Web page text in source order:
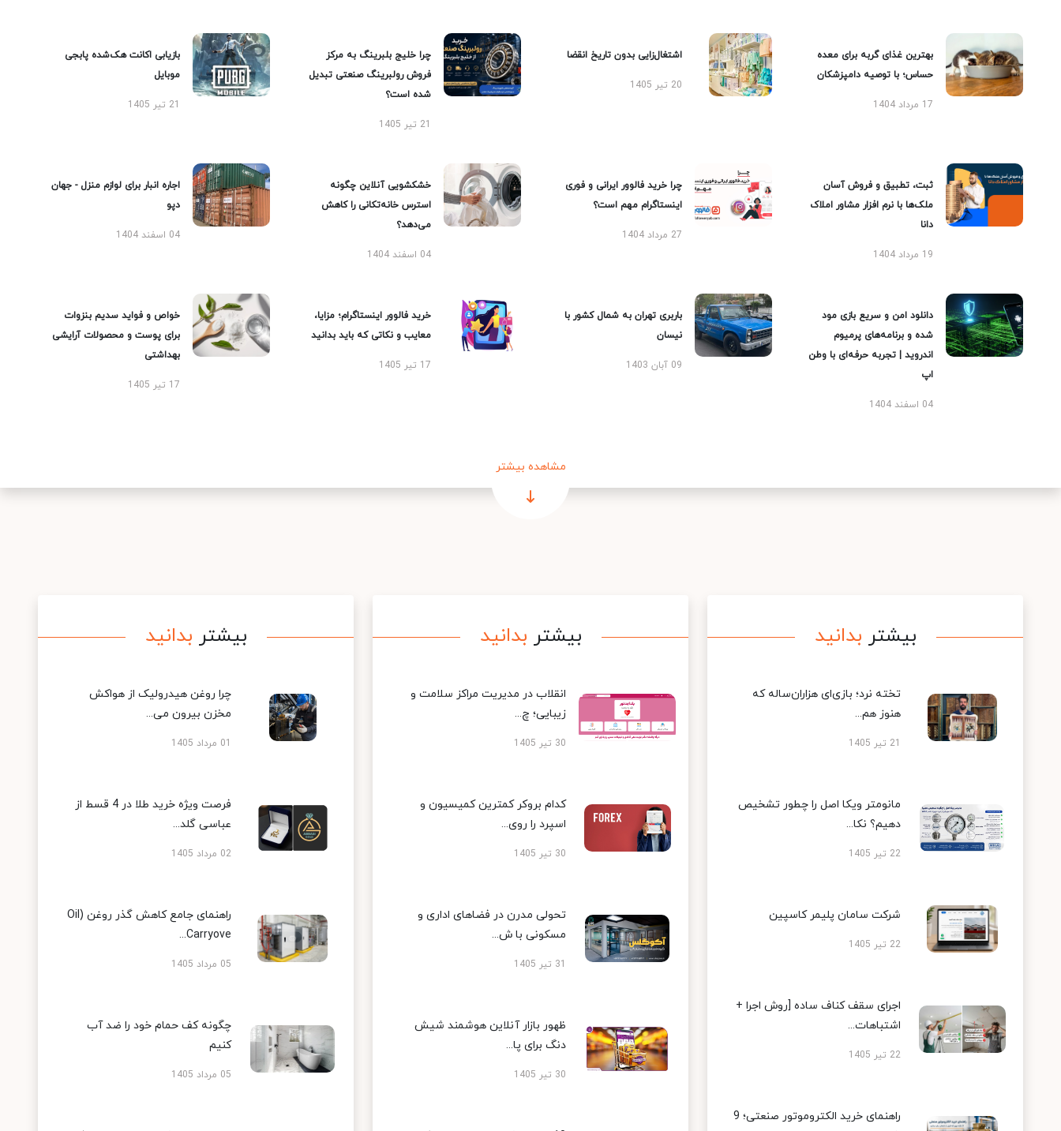
بهترین غذای گربه برای معده
حساس؛ با توصیه دامپزشکان
17 مرداد 1404
اشتغال‌زایی بدون تاریخ انقضا
20 تیر 1405
چرا خلیج بلبرینگ به مرکز
فروش رولبرینگ صنعتی تبدیل
شده است؟
21 تیر 1405
بازیابی اکانت هک‌شده پابجی
موبایل
21 تیر 1405
ثبت، تطبیق و فروش آسان
ملک‌ها با نرم افزار مشاور املاک
دانا
19 مرداد 1404
چرا خرید فالوور ایرانی و فوری
اینستاگرام مهم است؟
27 مرداد 1404
خشکشویی آنلاین چگونه
استرس خانه‌تکانی را کاهش
می‌دهد؟
04 اسفند 1404
اجاره انبار برای لوازم منزل - جهان
دپو
04 اسفند 1404
دانلود امن و سریع بازی مود
شده و برنامه‌های پرمیوم
اندروید | تجربه حرفه‌ای با وطن
اپ
04 اسفند 1404
باربری تهران به شمال کشور با
نیسان
09 آبان 1403
خرید فالوور اینستاگرام؛ مزایا،
معایب و نکاتی که باید بدانید
17 تیر 1405
خواص و فواید سدیم بنزوات
برای پوست و محصولات آرایشی
بهداشتی
17 تیر 1405
مشاهده بیشتر
بیشتر بدانید
تخته نرد؛ بازی‌ای هزاران‌ساله که
هنوز هم...
21 تیر 1405
مانومتر ویکا اصل را چطور تشخیص
دهیم؟ نکا...
22 تیر 1405
شرکت سامان پلیمر کاسپین
22 تیر 1405
اجرای سقف کناف ساده [روش اجرا +
اشتباهات...
22 تیر 1405
راهنمای خرید الکتروموتور صنعتی؛ 9
بیشتر بدانید
انقلاب در مدیریت مراکز سلامت و
زیبایی؛ چ...
30 تیر 1405
کدام بروکر کمترین کمیسیون و
اسپرد را روی...
30 تیر 1405
تحولی مدرن در فضاهای اداری و
مسکونی با ش...
31 تیر 1405
ظهور بازار آنلاین هوشمند شیش
دنگ برای پا...
30 تیر 1405
بیشتر بدانید
چرا روغن هیدرولیک از هواکش
مخزن بیرون می...
01 مرداد 1405
فرصت ویژه خرید طلا در 4 قسط از
عباسی گلد...
02 مرداد 1405
راهنمای جامع کاهش گذر روغن (Oil
Carryove...
05 مرداد 1405
چگونه کف حمام خود را ضد آب
کنیم
05 مرداد 1405